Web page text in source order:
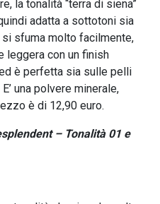
la tonalità “terra di siena”
adatta a sottotoni sia
sfuma molto facilmente,
leggera con un finish
è perfetta sia sulle pelli
una polvere minerale,
è di 12,90 euro.
– Tonalità 01 e